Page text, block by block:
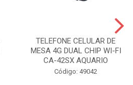
TELEFONE CELULAR DE
MESA 4G DUAL CHIP WI-FI
CA-42SX AQUARIO
Código: 49042